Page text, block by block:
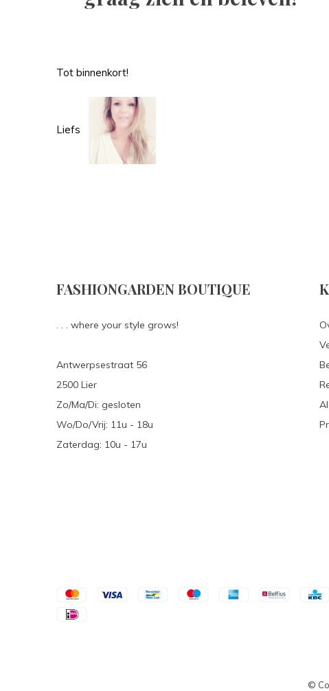
Tot binnenkort!
Liefs
FASHIONGARDEN BOUTIQUE
. . . where your style grows!
Antwerpsestraat 56
2500 Lier
Zo/Ma/Di: gesloten
Wo/Do/Vrij: 11u - 18u
Zaterdag: 10u - 17u
©